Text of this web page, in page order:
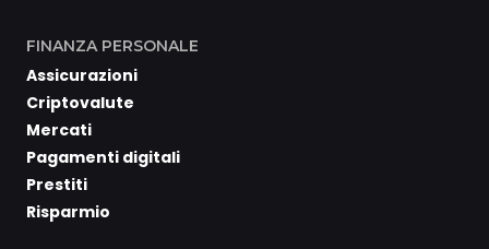
FINANZA PERSONALE
Assicurazioni
Criptovalute
Mercati
Pagamenti digitali
Prestiti
Risparmio